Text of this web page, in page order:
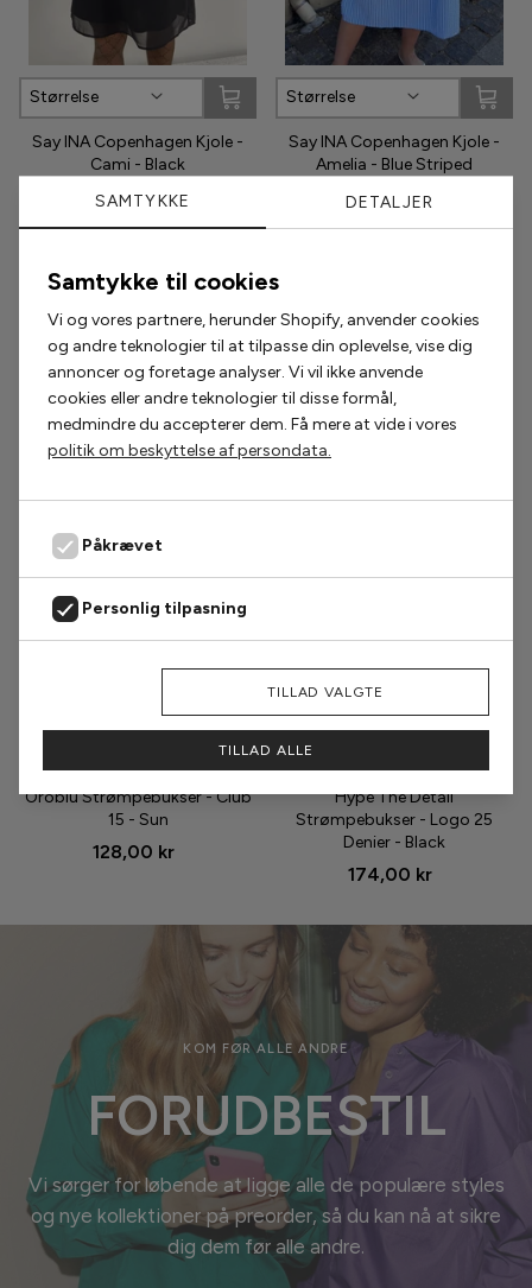
Phenumb
Pieces
Sisters Point
Smykkeli Copenhagen
Tim & Simonsen
SAMTYKKE DETALJER
Samtykke til cookies
Vi og vores partnere, herunder Shopify, anvender cookies
og andre teknologier til at tilpasse din oplevelse, vise dig
annoncer og foretage analyser. Vi vil ikke anvende
cookies eller andre teknologier til disse formål,
medmindre du accepterer dem. Få mere at vide i vores
politik om beskyttelse af persondata.
Påkrævet
Personlig tilpasning
Markedsføring
Analyse
TILLAD VALGTE
TILLAD ALLE
Størrelse
Say INA Copenhagen Kjole -
Cami - Black
374,25 kr 499,00 kr
Størrelse
Say INA Copenhagen Kjole -
Amelia - Blue Striped
374,25 kr 499,00 kr
Populære accessories
Oroblu Strømpebukser - Club
15 - Sun
128,00 kr
Størrelse
Hype The Detail
Strømpebukser - Logo 25
Denier - Black
174,00 kr
KOM FØR ALLE ANDRE
FORUDBESTIL
Vi sørger for løbende at ligge alle de populære styles
og nye kollektioner på preorder, så du kan nå at sikre
dig dem før alle andre.